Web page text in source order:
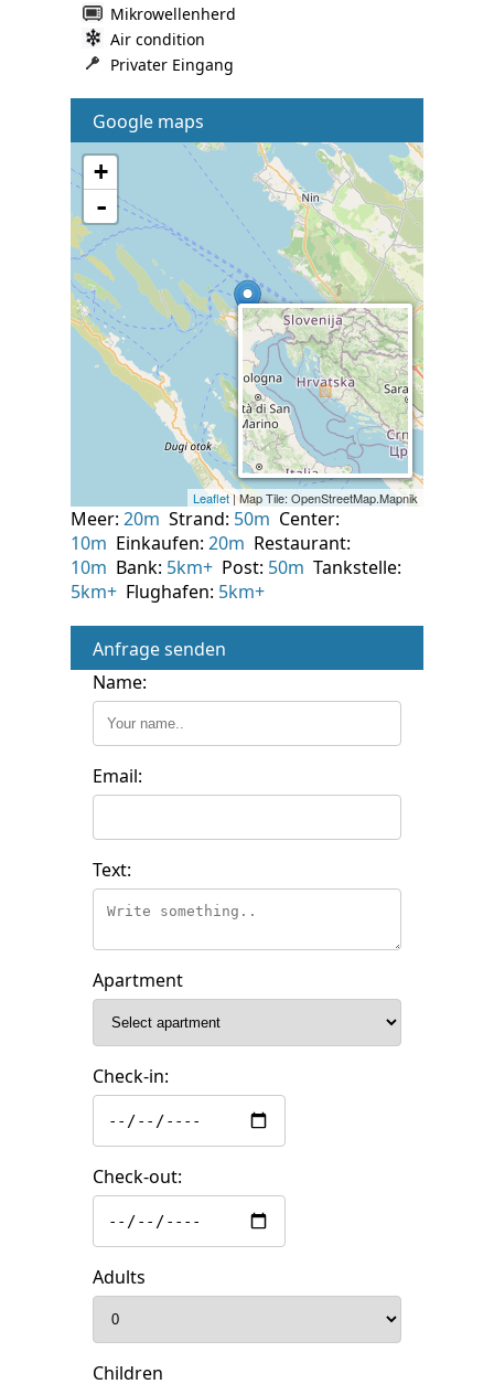
Mikrowellenherd
Air condition
Privater Eingang
Google maps
Meer: 20m Strand: 50m Center:
10m Einkaufen: 20m Restaurant:
10m Bank: 5km+ Post: 50m Tankstelle:
5km+ Flughafen: 5km+
Anfrage senden
Name:
Email:
Text:
Apartment
Check-in:
Check-out:
Adults
Children